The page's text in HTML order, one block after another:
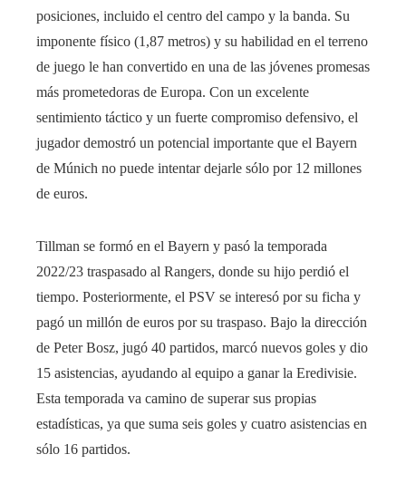
posiciones, incluido el centro del campo y la banda. Su
imponente físico (1,87 metros) y su habilidad en el terreno
de juego le han convertido en una de las jóvenes promesas
más prometedoras de Europa. Con un excelente
sentimiento táctico y un fuerte compromiso defensivo, el
jugador demostró un potencial importante que el Bayern
de Múnich no puede intentar dejarle sólo por 12 millones
de euros.
Tillman se formó en el Bayern y pasó la temporada
2022/23 traspasado al Rangers, donde su hijo perdió el
tiempo. Posteriormente, el PSV se interesó por su ficha y
pagó un millón de euros por su traspaso. Bajo la dirección
de Peter Bosz, jugó 40 partidos, marcó nuevos goles y dio
15 asistencias, ayudando al equipo a ganar la Eredivisie.
Esta temporada va camino de superar sus propias
estadísticas, ya que suma seis goles y cuatro asistencias en
sólo 16 partidos.